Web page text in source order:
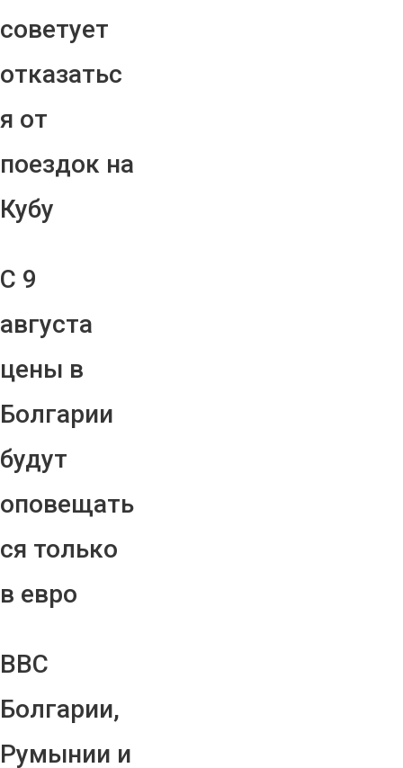
советует
отказатьс
я от
поездок на
Кубу
С 9
августа
цены в
Болгарии
будут
оповещать
ся только
в евро
ВВС
Болгарии,
Румынии и